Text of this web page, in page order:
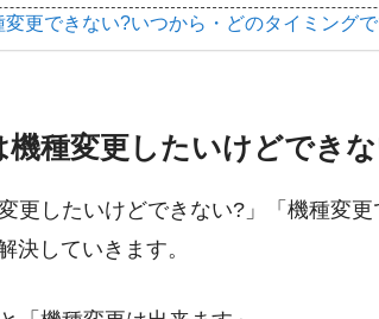
変更できない?いつから・どのタイミング
機種変更したいけどできな
更したいけどできない?」「機種変
決していきます。